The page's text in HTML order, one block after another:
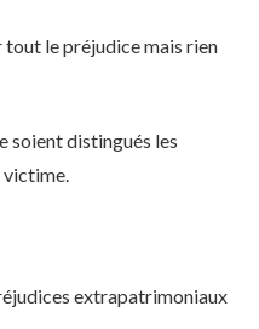
tout le préjudice mais rien
soient distingués les
extrapatrimoniaux